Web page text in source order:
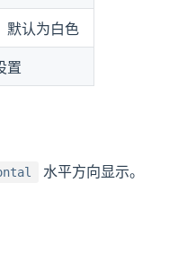
默认为白色
置
水平方向显示。